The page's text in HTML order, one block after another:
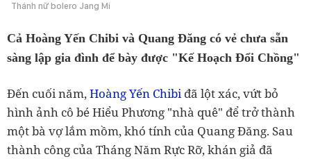
Thánh nữ bolero Jang Mi
Cả Hoàng Yến Chibi và Quang Đăng có vẻ chưa sẵn
sàng lập gia đình để bày được "Kế Hoạch Đổi Chồng"
Đến cuối năm,Hoàng Yến Chibiđã lột xác, vứt bỏ
hình ảnh cô bé Hiểu Phương "nhà quê" để trở thành
một bà vợ lắm mồm, khó tính của Quang Đăng. Sau
thành công của Tháng Năm Rực Rỡ, khán giả đã